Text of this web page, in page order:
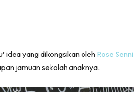
idea yang dikongsikan olehRose Senni
jamuan sekolah anaknya.